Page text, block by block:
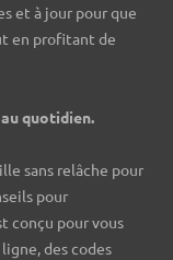
et à jour pour que
en profitant de
quotidien.
sans relâche pour
pour
conçu pour vous
des codes